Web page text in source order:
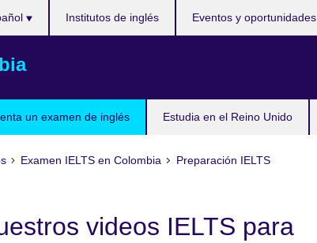
un examen de inglés Estudia en el Reino Unido
Institutos de inglés Eventos y oportunidades
Examen IELTS en Colombia Preparación IELTS
videos IELTS para